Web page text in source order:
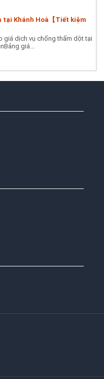
Khánh Hoà【Tiết kiệm
giá dịch vụ chống thấm dột tại
giá...